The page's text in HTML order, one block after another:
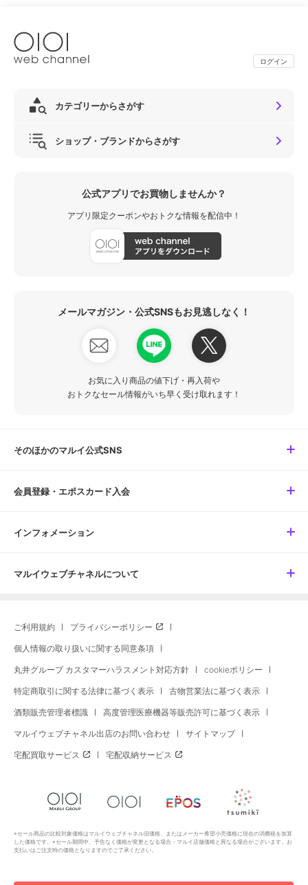
ログイン
カテゴリーからさがす
ショップ・ブランドからさがす
公式アプリでお買物しませんか？
アプリ限定クーポンやおトクな情報を配信中！
メールマガジン・公式SNSもお見逃しなく！
お気に入り商品の値下げ・再入荷や
おトクなセール情報がいち早く受け取れます！
そのほかのマルイ公式SNS
会員登録・エポスカード入会
インフォメーション
マルイウェブチャネルについて
ご利用規約 プライバシーポリシー
個人情報の取り扱いに関する同意条項
丸井グループ カスタマーハラスメント対応方針 cookieポリシー
特定商取引に関する法律に基づく表示 古物営業法に基づく表示
酒類販売管理者標識 高度管理医療機器等販売許可に基づく表示
マルイウェブチャネル出店のお問い合わせ サイトマップ
宅配買取サービス 宅配収納サービス
※セール商品の比較対象価格はマルイウェブチャネル旧価格、またはメーカー希望小売価格に現在の消費税を加算
した価格です。※セール期間中、予告なく価格が変更となる場合・マルイ店舗価格と異なる場合がございます。お
支払いはご注文時の価格となりますのでご了承ください。